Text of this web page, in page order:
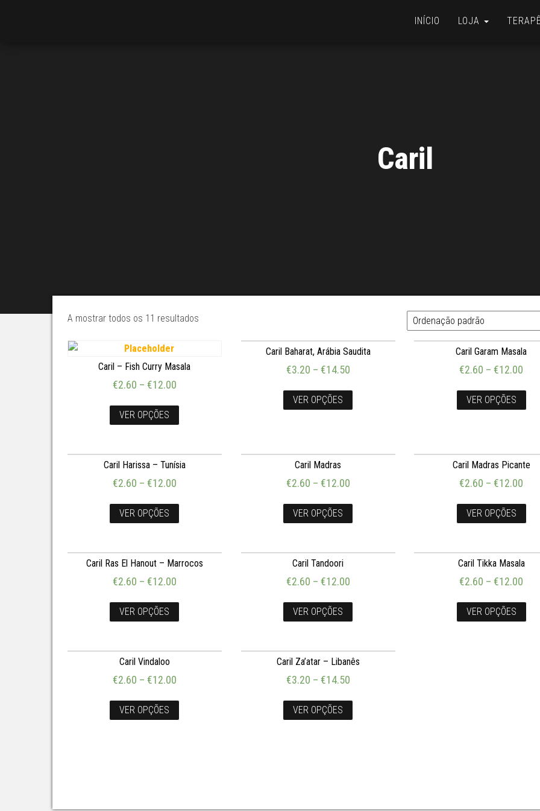
INÍCIO LOJA
Caril
A mostrar todos os 11 resultados
Caril – Fish Curry Masala
€2.60 – €12.00
VER OPÇÕES
Caril Baharat, Arábia Saudita
€3.20 – €14.50
VER OPÇÕES
Caril Garam Masala
€2.60 –€12.00
VER OPÇÕES
Caril Harissa – Tunísia
€2.60 – €12.00
VER OPÇÕES
Caril Madras
€2.60 – €12.00
VER OPÇÕES
Caril Madras Picante
€2.60 –€12.00
VER OPÇÕES
Caril Ras El Hanout – Marrocos
€2.60 – €12.00
VER OPÇÕES
Caril Tandoori
€2.60 – €12.00
VER OPÇÕES
Caril Tikka Masala
€2.60 –€12.00
VER OPÇÕES
Caril Vindaloo
€2.60 – €12.00
VER OPÇÕES
Caril Za’atar – Libanês
€3.20 – €14.50
VER OPÇÕES